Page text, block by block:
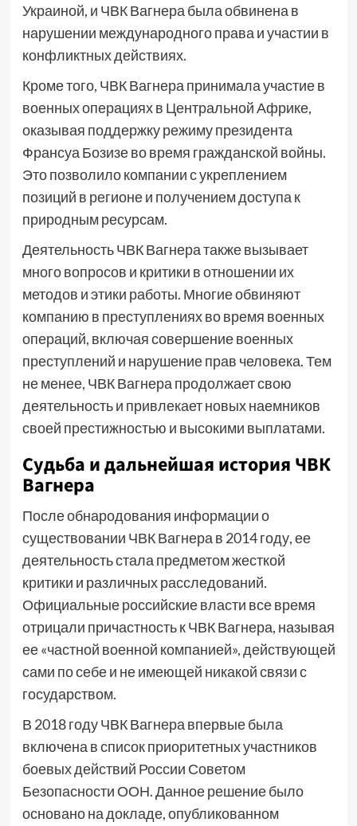
Украиной, и ЧВК Вагнера была обвинена в
нарушении международного права и участии в
конфликтных действиях.
Кроме того, ЧВК Вагнера принимала участие в
военных операциях в Центральной Африке,
оказывая поддержку режиму президента
Франсуа Бозизе во время гражданской войны.
Это позволило компании с укреплением
позиций в регионе и получением доступа к
природным ресурсам.
Деятельность ЧВК Вагнера также вызывает
много вопросов и критики в отношении их
методов и этики работы. Многие обвиняют
компанию в преступлениях во время военных
операций, включая совершение военных
преступлений и нарушение прав человека. Тем
не менее, ЧВК Вагнера продолжает свою
деятельность и привлекает новых наемников
своей престижностью и высокими выплатами.
Судьба и дальнейшая история ЧВК
Вагнера
После обнародования информации о
существовании ЧВК Вагнера в 2014 году, ее
деятельность стала предметом жесткой
критики и различных расследований.
Официальные российские власти все время
отрицали причастность к ЧВК Вагнера, называя
ее «частной военной компанией», действующей
сами по себе и не имеющей никакой связи с
государством.
В 2018 году ЧВК Вагнера впервые была
включена в список приоритетных участников
боевых действий России Советом
Безопасности ООН. Данное решение было
основано на докладе, опубликованном